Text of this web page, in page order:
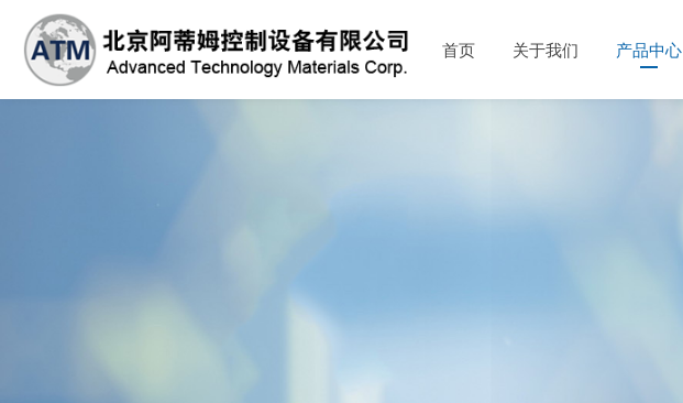
首页 关于我们 产品中心